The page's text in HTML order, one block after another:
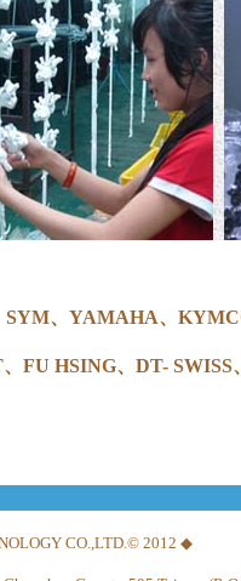
、YAMAHA、
FU HSING、DT- SWISS
CO.,LTD.© 2012 ◆